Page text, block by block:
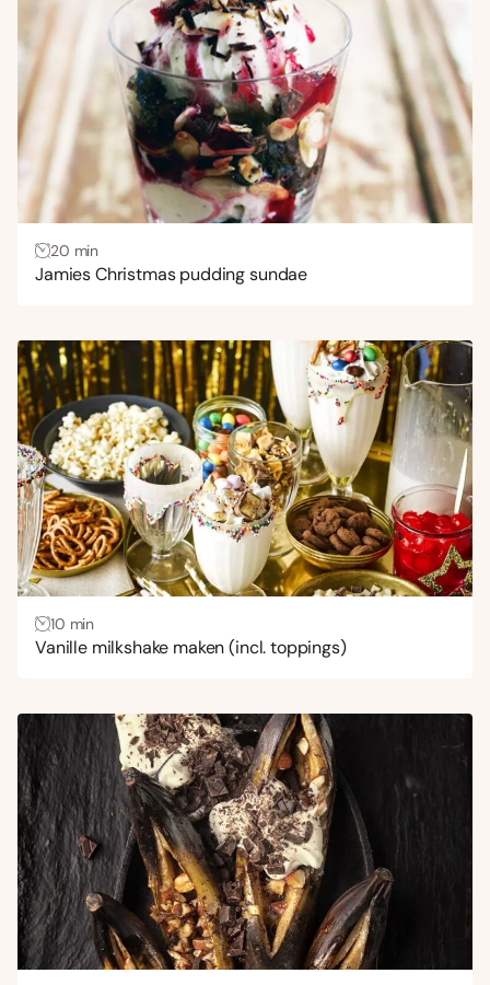
20 min
Jamies Christmas pudding sundae
10 min
Vanille milkshake maken (incl. toppings)